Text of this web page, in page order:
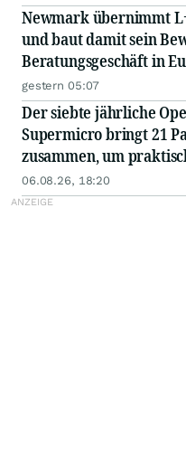
Newmark übernimmt
und baut damit sein
Beratungsgeschäft in
gestern 05:07
Der siebte jährliche
Supermicro bringt 21
zusammen, um
angelegten Einsatz von
auszutauschen
06.08.26, 18:20